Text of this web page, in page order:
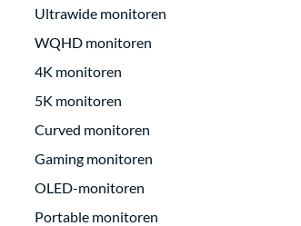
Ultrawide monitoren
WQHD monitoren
4K monitoren
5K monitoren
Curved monitoren
Gaming monitoren
OLED-monitoren
Portable monitoren